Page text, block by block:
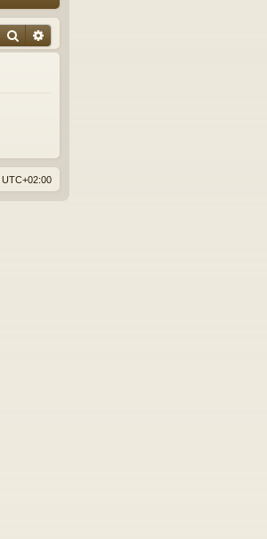
ne
xi
nr
eg
Rechercher
Recherche avancée
UTC+02:00